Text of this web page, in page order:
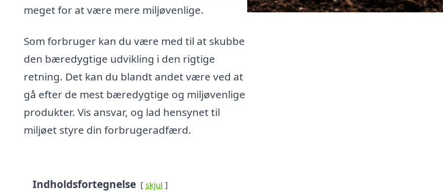
meget for at være mere miljøvenlige.
Som forbruger kan du være med til at skubbe
den bæredygtige udvikling i den rigtige
retning. Det kan du blandt andet være ved at
gå efter de mest bæredygtige og miljøvenlige
produkter. Vis ansvar, og lad hensynet til
miljøet styre din forbrugeradfærd.
Indholdsfortegnelse skjul